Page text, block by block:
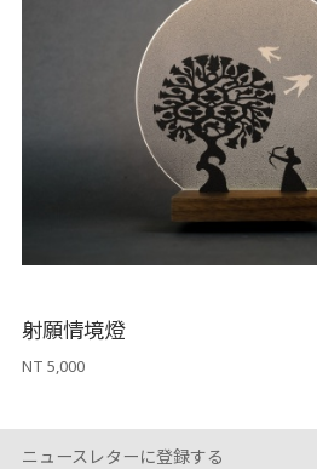
射願情境燈
NT 5,000
ニュースレターに登録する